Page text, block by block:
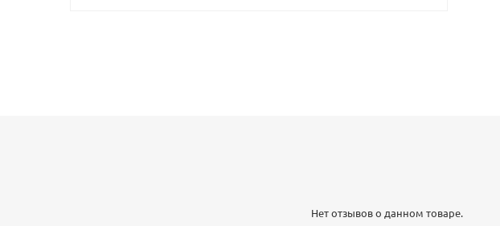
Нет отзывов о данном товаре.